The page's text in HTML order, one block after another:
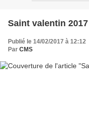
Saint valentin 2017
Publié le 14/02/2017 à 12:12
Par CMS